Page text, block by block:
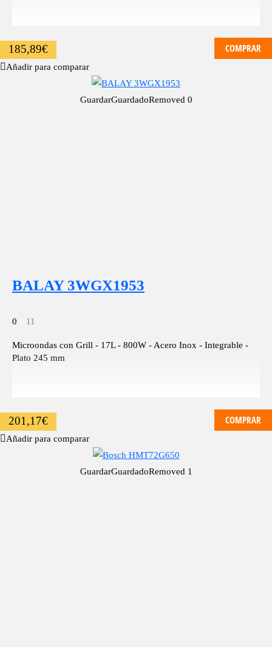
185,89€ COMPRAR
Añadir para comparar
GuardarGuardadoRemoved 0
BALAY 3WGX1953
0 11
Microondas con Grill - 17L - 800W - Acero Inox - Integrable -
Plato 245 mm
201,17€ COMPRAR
Añadir para comparar
GuardarGuardadoRemoved 1